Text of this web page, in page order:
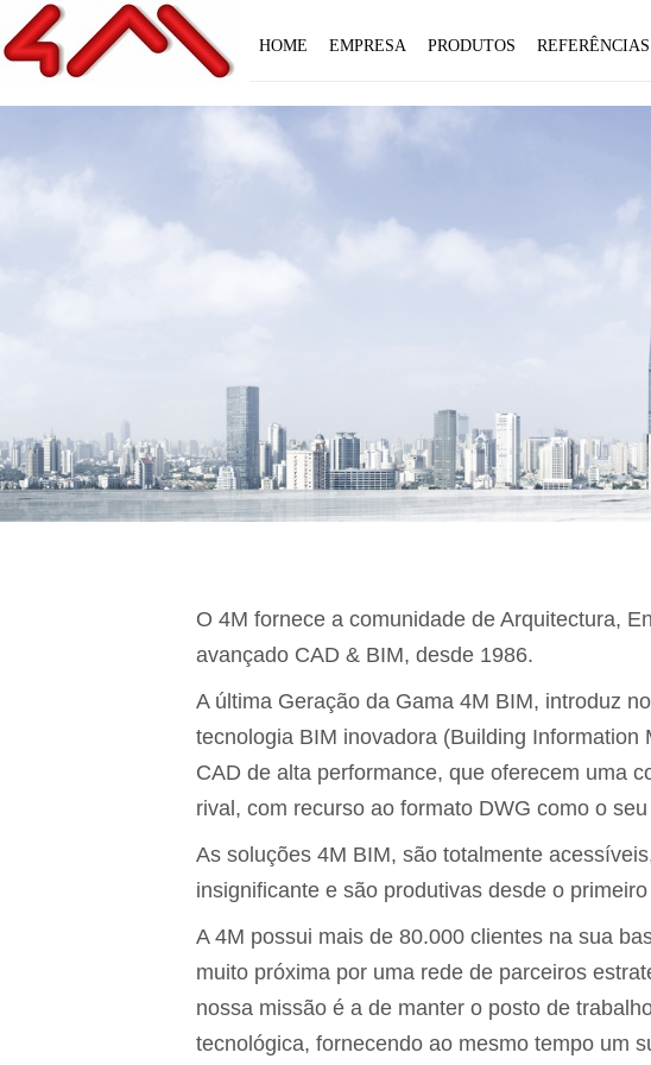
HOME EMPRESA PRODUTOS REFERÊNCIAS
O 4M fornece a comunidade de Arquitectura,
avançado CAD & BIM, desde 1986.
A última Geração da Gama 4M BIM, introduz
tecnologia BIM inovadora (Building Information
CAD de alta performance, que oferecem uma
rival, com recurso ao formato DWG como o
As soluções 4M BIM, são totalmente
insignificante e são produtivas desde o
A 4M possui mais de 80.000 clientes na sua
muito próxima por uma rede de parceiros
nossa missão é a de manter o posto de
tecnológica, fornecendo ao mesmo tempo um